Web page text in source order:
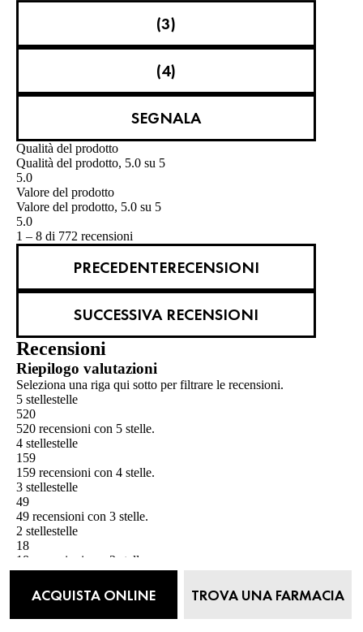
(3)
(4)
SEGNALA
Qualità del prodotto
Qualità del prodotto, 5.0 su 5
5.0
Valore del prodotto
Valore del prodotto, 5.0 su 5
5.0
1 – 8 di 772 recensioni
PRECEDENTERECENSIONI
SUCCESSIVA RECENSIONI
Recensioni
Riepilogo valutazioni
Seleziona una riga qui sotto per filtrare le recensioni.
5 stellestelle
520
520 recensioni con 5 stelle.
4 stellestelle
159
159 recensioni con 4 stelle.
3 stellestelle
49
49 recensioni con 3 stelle.
2 stellestelle
18
18 recensioni con 2 stelle.
1 stellastelle
26 recensioni con 1 stella.
Valutazione generale
ACQUISTA ONLINE TROVA UNA FARMACIA